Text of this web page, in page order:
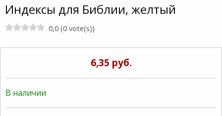
Индексы для Библии, желтый
0,0 (0 vote(s))
6,35 руб.
В наличии